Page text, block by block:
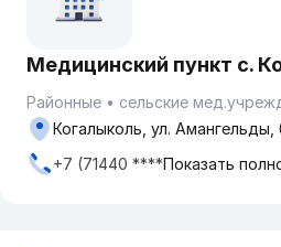
Медицинский пункт с.
Районные
сельские
Когалыколь, ул. Амангельды,
+7 (71440 ****Показать